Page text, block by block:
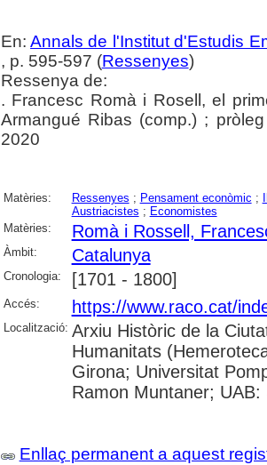
En:Annals de l'Institut d'Estudis
, p. 595-597 (Ressenyes)
Ressenya de:
. Francesc Romà i Rosell, el
Armangué Ribas (comp.) ;
2020
Matèries: Ressenyes ; Pensament econòmic ;
Austriacistes ; Economistes
Matèries:
Romà i Rossell,
Àmbit: Catalunya
Cronologia: [1701 - 1800]
Accés: https://www.raco.cat/
Localització: Arxiu Històric de la
Humanitats
Girona; Universitat
Ramon Muntaner; UAB:
Enllaç permanent a aquest